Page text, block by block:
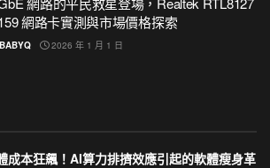
網路卡實測與市場價格探索
BABYQ 2026 年 1 月 1 日
成本狂飆！AI算力排擠效應引起的軟體瘦身革